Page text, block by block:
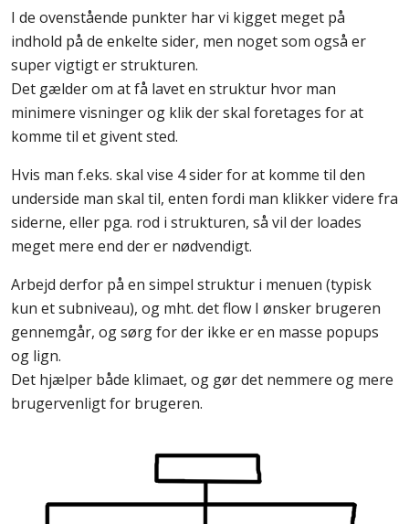
I de ovenstående punkter har vi kigget meget på
indhold på de enkelte sider, men noget som også er
super vigtigt er strukturen.
Det gælder om at få lavet en struktur hvor man
minimere visninger og klik der skal foretages for at
komme til et givent sted.
Hvis man f.eks. skal vise 4 sider for at komme til den
underside man skal til, enten fordi man klikker videre fra
siderne, eller pga. rod i strukturen, så vil der loades
meget mere end der er nødvendigt.
Arbejd derfor på en simpel struktur i menuen (typisk
kun et subniveau), og mht. det flow I ønsker brugeren
gennemgår, og sørg for der ikke er en masse popups
og lign.
Det hjælper både klimaet, og gør det nemmere og mere
brugervenligt for brugeren.